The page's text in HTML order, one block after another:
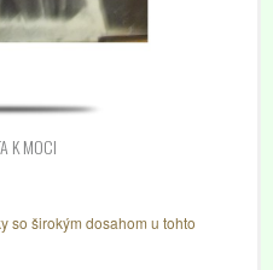
K MOCI
so širokým dosahom u tohto